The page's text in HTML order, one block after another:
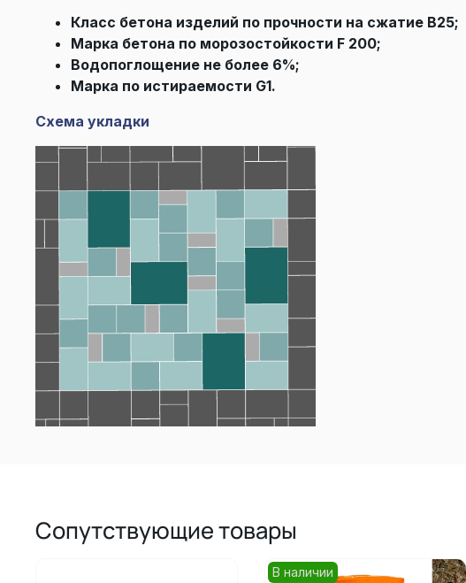
Класс бетона изделий по прочности на сжатие В25;
Марка бетона по морозостойкости F 200;
Водопоглощение не более 6%;
Марка по истираемости G1.
Схема укладки
Сопутствующие товары
В наличии